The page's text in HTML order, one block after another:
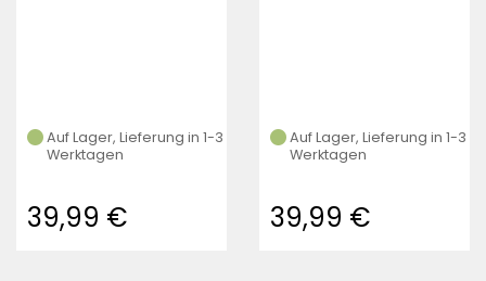
Auf Lager, Lieferung in 1-3
Werktagen
39,99 €
Auf Lager, Lieferung in 1-3
Werktagen
39,99 €